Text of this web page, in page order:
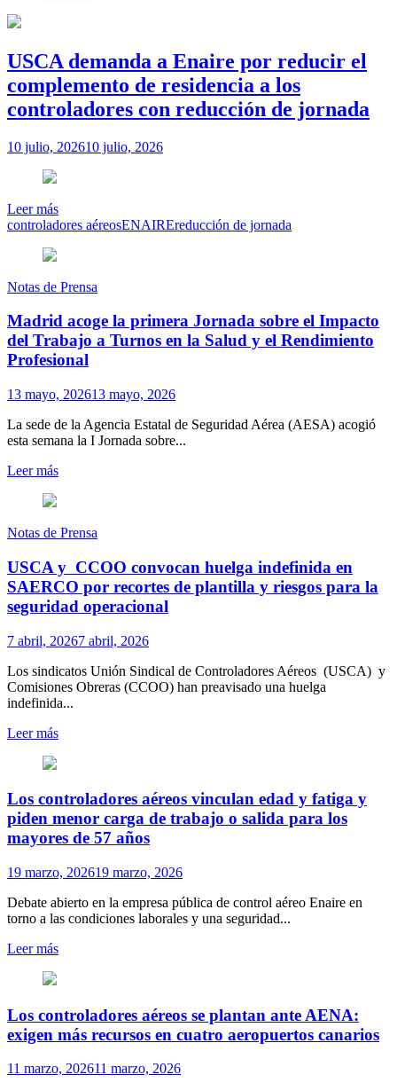
USCA demanda a Enaire por reducir el
complemento de residencia a los
controladores con reducción de jornada
10 julio, 202610 julio, 2026
Leer más
controladores aéreosENAIREreducción de jornada
Notas de Prensa
Madrid acoge la primera Jornada sobre el Impacto
del Trabajo a Turnos en la Salud y el Rendimiento
Profesional
13 mayo, 202613 mayo, 2026
La sede de la Agencia Estatal de Seguridad Aérea (AESA) acogió
esta semana la I Jornada sobre...
Leer más
Notas de Prensa
USCA y CCOO convocan huelga indefinida en
SAERCO por recortes de plantilla y riesgos para la
seguridad operacional
7 abril, 20267 abril, 2026
Los sindicatos Unión Sindical de Controladores Aéreos (USCA) y
Comisiones Obreras (CCOO) han preavisado una huelga
indefinida...
Leer más
Los controladores aéreos vinculan edad y fatiga y
piden menor carga de trabajo o salida para los
mayores de 57 años
19 marzo, 202619 marzo, 2026
Debate abierto en la empresa pública de control aéreo Enaire en
torno a las condiciones laborales y una seguridad...
Leer más
Los controladores aéreos se plantan ante AENA:
exigen más recursos en cuatro aeropuertos canarios
11 marzo, 202611 marzo, 2026